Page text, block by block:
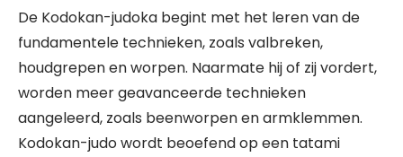
De Kodokan-judoka begint met het leren van de
fundamentele technieken, zoals valbreken,
houdgrepen en worpen. Naarmate hij of zij vordert,
worden meer geavanceerde technieken
aangeleerd, zoals beenworpen en armklemmen.
Kodokan-judo wordt beoefend op een tatami